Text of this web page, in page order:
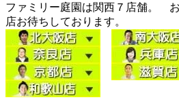
ファミリー庭園は関西７店舗。
店お待ちしております。